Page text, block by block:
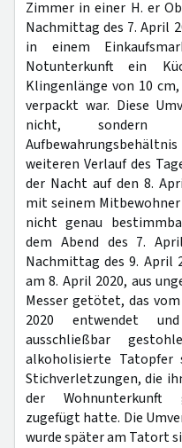
Zimmer in einer H. er
Nachmittag des 7. April
in einem
Notunterkunft ein
Klingenlänge von 10
verpackt war. Diese
nicht,
weiteren Verlauf des
der Nacht auf den 8.
mit seinem Mitbewohner
nicht genau
dem Abend des 7.
Nachmittag des 9. April
am 8. April 2020, aus
Messer getötet, das
2020 entwendet
ausschließbar
alkoholisierte
Stichverletzungen, die
der Wohnunterkunft
zugefügt hatte. Die
wurde später am Tatort